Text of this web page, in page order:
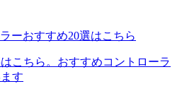
ーおすすめ20選はこちら
こちら。おすすめコントローラ
す